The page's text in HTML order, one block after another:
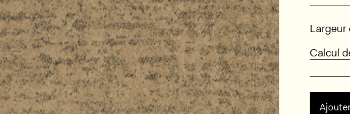
Largeur
Calcul